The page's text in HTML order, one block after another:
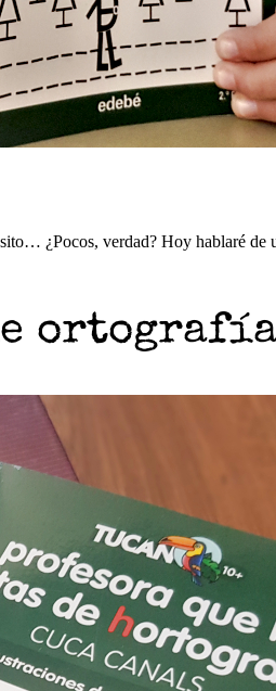
¿Pocos, verdad? Hoy hablaré